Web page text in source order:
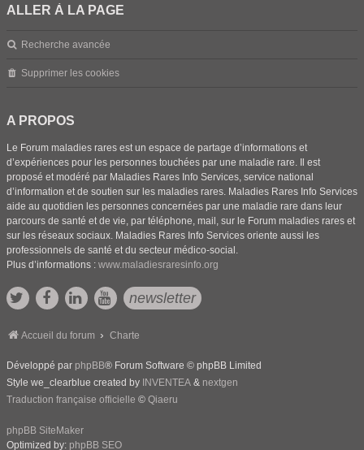
ALLER À LA PAGE
Recherche avancée
Supprimer les cookies
A PROPOS
Le Forum maladies rares est un espace de partage d’informations et
d’expériences pour les personnes touchées par une maladie rare. Il est
proposé et modéré par Maladies Rares Info Services, service national
d’information et de soutien sur les maladies rares. Maladies Rares Info Services
aide au quotidien les personnes concernées par une maladie rare dans leur
parcours de santé et de vie, par téléphone, mail, sur le Forum maladies rares et
sur les réseaux sociaux. Maladies Rares Info Services oriente aussi les
professionnels de santé et du secteur médico-social.
Plus d’informations : www.maladiesraresinfo.org
newsletter
Accueil du forum Charte
Développé par phpBB® Forum Software © phpBB Limited
Style we_clearblue created by INVENTEA & nextgen
Traduction française officielle © Qiaeru
phpBB SiteMaker
Optimized by: phpBB SEO